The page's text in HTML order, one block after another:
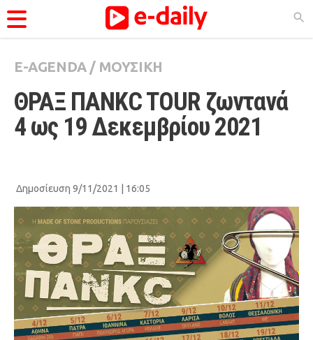
ΚΑΤΗΓΟΡΊΕΣ
Ειδήσεις
Θέματα
Viral
Life
City Guide
Pop Culture
Agenda
E-AGENDA/ ΜΟΥΣΙΚΗ
ΘΡΑΞ ΠΑΝΚC TOUR ζωντανά
4 ως 19 Δεκεμβρίου 2021
Δημοσίευση 9/11/2021 | 16:05